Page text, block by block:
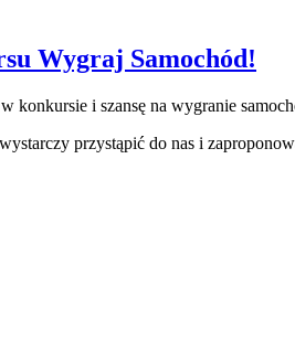
Wygraj Samochód!
konkursie i szansę na wygranie
przystąpić do nas i